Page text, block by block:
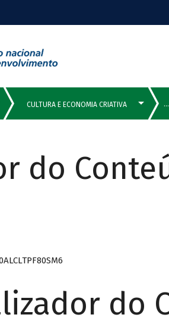
do
do